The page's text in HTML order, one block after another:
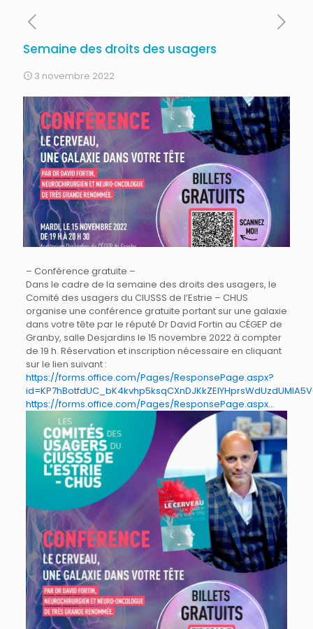
Semaine des droits des usagers
3 novembre 2022
– Conférence gratuite –
Dans le cadre de la semaine des droits des usagers, le
Comité des usagers du CIUSSS de l’Estrie – CHUS
organise une conférence gratuite portant sur une galaxie
dans votre tête par le réputé Dr David Fortin au CÉGEP de
Granby, salle Desjardins le 15 novembre 2022 à compter
de 19 h. Réservation et inscription nécessaire en cliquant
sur le lien suivant :
https://forms.office.com/Pages/ResponsePage.aspx?
https://forms.office.com/Pages/ResponsePage.aspx…